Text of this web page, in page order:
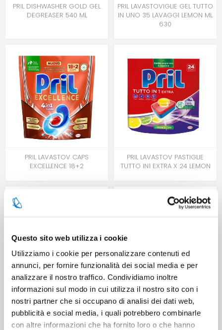
Questo sito web utilizza i cookie
Utilizziamo i cookie per personalizzare contenuti ed
annunci, per fornire funzionalità dei social media e per
analizzare il nostro traffico. Condividiamo inoltre
informazioni sul modo in cui utilizza il nostro sito con i
nostri partner che si occupano di analisi dei dati web,
pubblicità e social media, i quali potrebbero combinarle
con altre informazioni che ha fornito loro o che hanno
PRIL DISHWASHER GOLD GEL
DEGREASER 540 ML
PRIL LAVASTOVIGLIE GEL TUTTO
IN UNO 35 LAVAGGI LEMON ML
630
PRIL LAVASTOV CAPS
EXCELLENCE 18+2
PRIL LAVASTOV PASTIGLIE
TUTTO IN1 EXTRA X 24 LEMON
PRIL LAVASTOV 5IN1 PREMIUM
16 PASTIGLIE
PRIL CURA LAVASTOVIGLIE A
CICLO PIENO X 3 PZ